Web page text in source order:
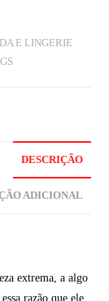
E LINGERIE
DESCRIÇÃO
ADICIONAL
extrema, a algo
razão que ele